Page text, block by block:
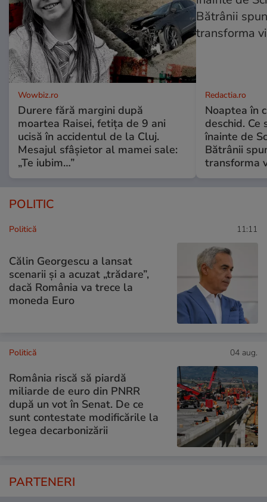
Wowbiz.ro
Durere fără margini după
moartea Raisei, fetița de 9 ani
ucisă în accidentul de la Cluj.
Mesajul sfâșietor al mamei sale:
„Te iubim…”
Redactia.ro
Noaptea în
deschid. Ce
înainte de
Bătrânii
transforma
POLITIC
Politică 11:11
Călin Georgescu a lansat
scenarii și a acuzat „trădare”,
dacă România va trece la
moneda Euro
Politică 04 aug.
România riscă să piardă
miliarde de euro din PNRR
după un vot în Senat. De ce
sunt contestate modificările la
legea decarbonizării
PARTENERI